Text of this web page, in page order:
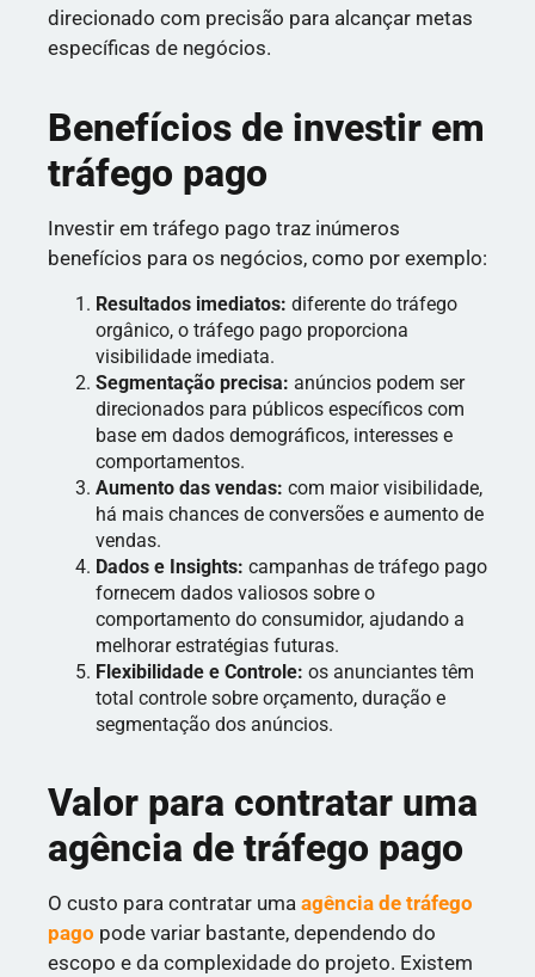
direcionado com precisão para alcançar metas
específicas de negócios.
Benefícios de investir em
tráfego pago
Investir em tráfego pago traz inúmeros
benefícios para os negócios, como por exemplo:
Resultados imediatos: diferente do tráfego
orgânico, o tráfego pago proporciona
visibilidade imediata.
Segmentação precisa: anúncios podem ser
direcionados para públicos específicos com
base em dados demográficos, interesses e
comportamentos.
Aumento das vendas: com maior visibilidade,
há mais chances de conversões e aumento de
vendas.
Dados e Insights: campanhas de tráfego pago
fornecem dados valiosos sobre o
comportamento do consumidor, ajudando a
melhorar estratégias futuras.
Flexibilidade e Controle: os anunciantes têm
total controle sobre orçamento, duração e
segmentação dos anúncios.
Valor para contratar uma
agência de tráfego pago
O custo para contratar uma agência de tráfego
pago pode variar bastante, dependendo do
escopo e da complexidade do projeto. Existem